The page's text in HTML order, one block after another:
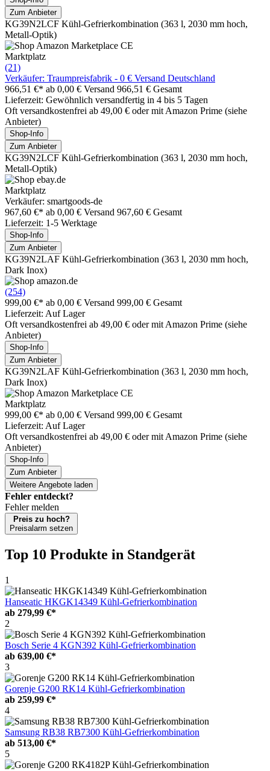
Zum Anbieter
KG39N2LCF Kühl-Gefrierkombination (363 l, 2030 mm hoch,
Metall-Optik)
Marktplatz
(21)
Verkäufer: Traumpreisfabrik - 0 € Versand Deutschland
966,51 €* ab 0,00 € Versand 966,51 € Gesamt
Lieferzeit: Gewöhnlich versandfertig in 4 bis 5 Tagen
Oft versandkostenfrei ab 49,00 € oder mit Amazon Prime (siehe
Anbieter)
Shop-Info
Zum Anbieter
KG39N2LCF Kühl-Gefrierkombination (363 l, 2030 mm hoch,
Metall-Optik)
Marktplatz
Verkäufer: smartgoods-de
967,60 €* ab 0,00 € Versand 967,60 € Gesamt
Lieferzeit: 1-5 Werktage
Shop-Info
Zum Anbieter
KG39N2LAF Kühl-Gefrierkombination (363 l, 2030 mm hoch,
Dark Inox)
(254)
999,00 €* ab 0,00 € Versand 999,00 € Gesamt
Lieferzeit: Auf Lager
Oft versandkostenfrei ab 49,00 € oder mit Amazon Prime (siehe
Anbieter)
Shop-Info
Zum Anbieter
KG39N2LAF Kühl-Gefrierkombination (363 l, 2030 mm hoch,
Dark Inox)
Marktplatz
999,00 €* ab 0,00 € Versand 999,00 € Gesamt
Lieferzeit: Auf Lager
Oft versandkostenfrei ab 49,00 € oder mit Amazon Prime (siehe
Anbieter)
Shop-Info
Zum Anbieter
Weitere Angebote laden
Fehler entdeckt?
Fehler melden
Preis zu hoch?
Preisalarm setzen
Top 10 Produkte in Standgerät
1
Hanseatic HKGK14349 Kühl-Gefrierkombination
ab 279,99 €*
2
Bosch Serie 4 KGN392 Kühl-Gefrierkombination
ab 639,00 €*
3
Gorenje G200 RK14 Kühl-Gefrierkombination
ab 259,99 €*
4
Samsung RB38 RB7300 Kühl-Gefrierkombination
ab 513,00 €*
5